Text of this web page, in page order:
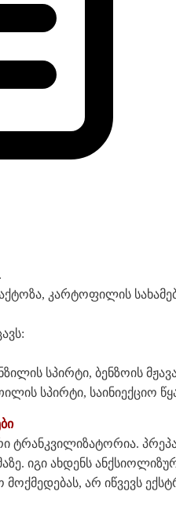
კარტოფილის
სპირტი, ბენზოის
სპირტი, საინიექციო
ტრანკვილიზატორია.
იგი ახდენს
მოქმედებას, არ იწვევს